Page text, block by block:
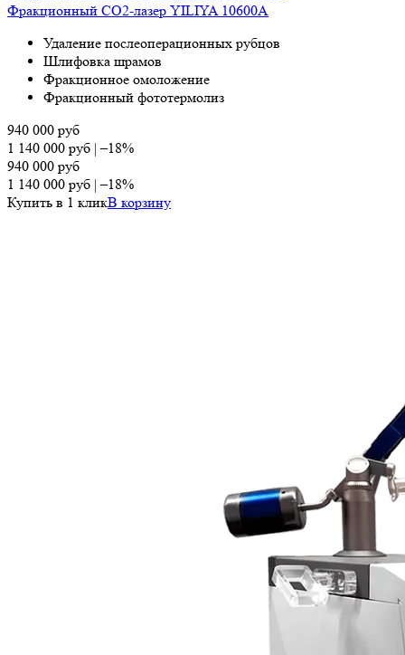
Фракционный СО2-лазер YILIYA 10600A
Удаление послеоперационных рубцов
Шлифовка шрамов
Фракционное омоложение
Фракционный фототермолиз
940 000 руб
1 140 000 руб |–18%
940 000 руб
1 140 000 руб |–18%
Купить в 1 кликВ корзину